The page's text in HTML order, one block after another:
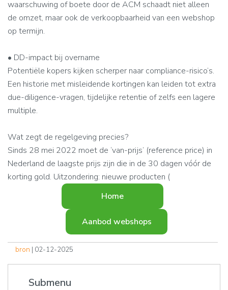
waarschuwing of boete door de ACM schaadt niet alleen
de omzet, maar ook de verkoopbaarheid van een webshop
op termijn.
• DD-impact bij overname
Potentiële kopers kijken scherper naar compliance-risico’s.
Een historie met misleidende kortingen kan leiden tot extra
due-diligence-vragen, tijdelijke retentie of zelfs een lagere
multiple.
Wat zegt de regelgeving precies?
Sinds 28 mei 2022 moet de ‘van-prijs’ (reference price) in
Nederland de laagste prijs zijn die in de 30 dagen vóór de
korting gold. Uitzondering: nieuwe producten (
Home
Aanbod webshops
bron | 02-12-2025
Submenu